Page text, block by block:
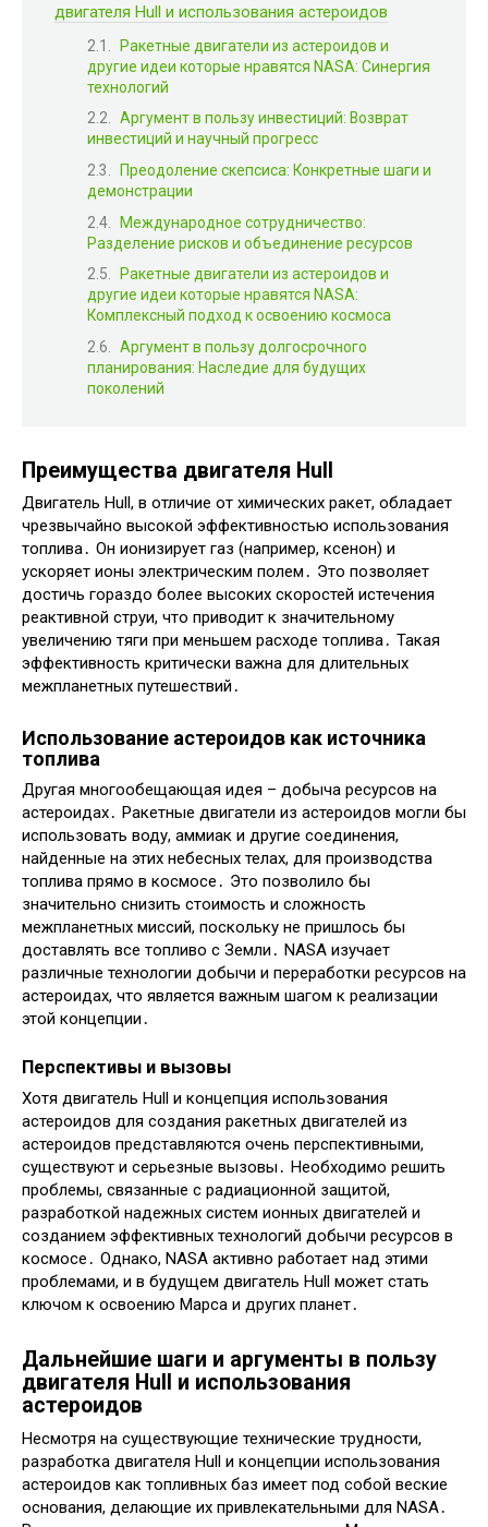
двигателя Hull и использования астероидов
Ракетные двигатели из астероидов и
другие идеи которые нравятся NASA: Синергия
технологий
Аргумент в пользу инвестиций: Возврат
инвестиций и научный прогресс
Преодоление скепсиса: Конкретные шаги и
демонстрации
Международное сотрудничество:
Разделение рисков и объединение ресурсов
Ракетные двигатели из астероидов и
другие идеи которые нравятся NASA:
Комплексный подход к освоению космоса
Аргумент в пользу долгосрочного
планирования: Наследие для будущих
поколений
Преимущества двигателя Hull
Двигатель Hull, в отличие от химических ракет, обладает
чрезвычайно высокой эффективностью использования
топлива․ Он ионизирует газ (например, ксенон) и
ускоряет ионы электрическим полем․ Это позволяет
достичь гораздо более высоких скоростей истечения
реактивной струи, что приводит к значительному
увеличению тяги при меньшем расходе топлива․ Такая
эффективность критически важна для длительных
межпланетных путешествий․
Использование астероидов как источника
топлива
Другая многообещающая идея – добыча ресурсов на
астероидах․ Ракетные двигатели из астероидов могли бы
использовать воду, аммиак и другие соединения,
найденные на этих небесных телах, для производства
топлива прямо в космосе․ Это позволило бы
значительно снизить стоимость и сложность
межпланетных миссий, поскольку не пришлось бы
доставлять все топливо с Земли․ NASA изучает
различные технологии добычи и переработки ресурсов на
астероидах, что является важным шагом к реализации
этой концепции․
Перспективы и вызовы
Хотя двигатель Hull и концепция использования
астероидов для создания ракетных двигателей из
астероидов представляются очень перспективными,
существуют и серьезные вызовы․ Необходимо решить
проблемы, связанные с радиационной защитой,
разработкой надежных систем ионных двигателей и
созданием эффективных технологий добычи ресурсов в
космосе․ Однако, NASA активно работает над этими
проблемами, и в будущем двигатель Hull может стать
ключом к освоению Марса и других планет․
Дальнейшие шаги и аргументы в пользу
двигателя Hull и использования
астероидов
Несмотря на существующие технические трудности,
разработка двигателя Hull и концепции использования
астероидов как топливных баз имеет под собой веские
основания, делающие их привлекательными для NASA․